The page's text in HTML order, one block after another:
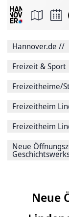
Seite
Facebook
teilen
Seitenlink
Seite
Hannover.de //
Freizeit & Sport
Freizeitheime/
Freizeitheim
Freizeitheim
Neue
Neue